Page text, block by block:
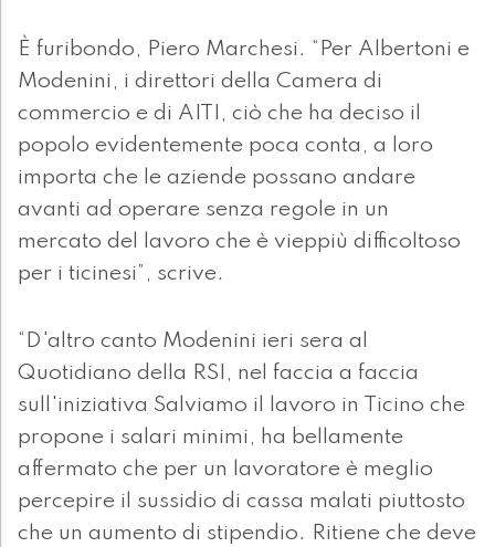
È furibondo, Piero Marchesi. “Per Albertoni e
Modenini, i direttori della Camera di
commercio e di AITI, ciò che ha deciso il
popolo evidentemente poca conta, a loro
importa che le aziende possano andare
avanti ad operare senza regole in un
mercato del lavoro che è vieppiù difficoltoso
per i ticinesi”, scrive.
“D'altro canto Modenini ieri sera al
Quotidiano della RSI, nel faccia a faccia
sull'iniziativa Salviamo il lavoro in Ticino che
propone i salari minimi, ha bellamente
affermato che per un lavoratore è meglio
percepire il sussidio di cassa malati piuttosto
che un aumento di stipendio. Ritiene che deve